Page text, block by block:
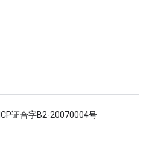
ICP证合字B2-20070004号